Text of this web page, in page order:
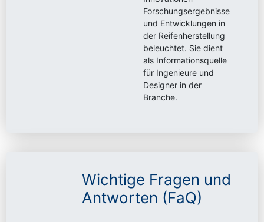
Forschungsergebnisse
und Entwicklungen in
der Reifenherstellung
beleuchtet. Sie dient
als Informationsquelle
für Ingenieure und
Designer in der
Branche.
Wichtige Fragen und
Antworten (FaQ)